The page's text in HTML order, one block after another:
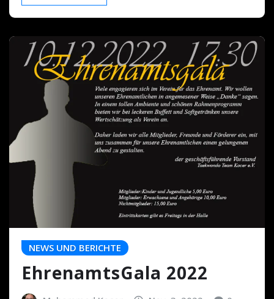
NEWS UND BERICHTE
EhrenamtsGala 2022